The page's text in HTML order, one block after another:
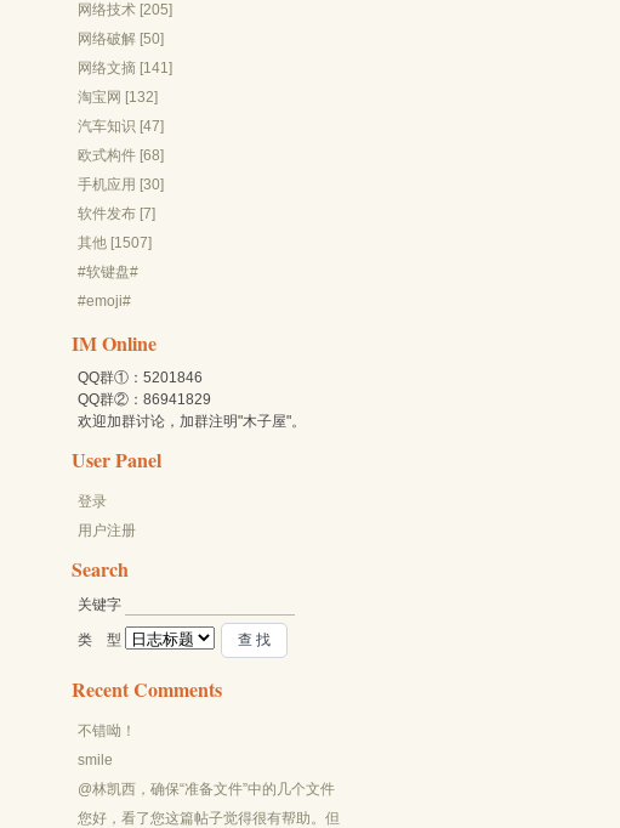
网络技术 [205]
网络破解 [50]
网络文摘 [141]
淘宝网 [132]
汽车知识 [47]
欧式构件 [68]
手机应用 [30]
软件发布 [7]
其他 [1507]
#软键盘#
#emoji#
IM Online
QQ群①：5201846
QQ群②：86941829
欢迎加群讨论，加群注明"木子屋"。
User Panel
登录
用户注册
Search
关键字
类 型
Recent Comments
不错呦！
smile
@林凯西，确保“准备文件”中的几个文件
都有安装，S...
您好，看了您这篇帖子觉得很有帮助。但